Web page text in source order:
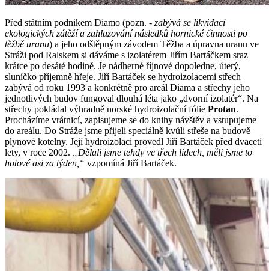
Před státním podnikem Diamo (pozn. - zabývá se likvidací
ekologických zátěží a zahlazování následků hornické činnosti po
těžbě uranu) a jeho odštěpným závodem Těžba a úpravna uranu ve
Stráži pod Ralskem si dáváme s izolatérem Jiřím Bartáčkem sraz
krátce po desáté hodině. Je nádherné říjnové dopoledne, úterý,
sluníčko příjemně hřeje. Jiří Bartáček se hydroizolacemi střech
zabývá od roku 1993 a konkrétně pro areál Diama a střechy jeho
jednotlivých budov fungoval dlouhá léta jako „dvorní izolatér“. Na
střechy pokládal výhradně norské hydroizolační fólie Protan.
Procházíme vrátnicí, zapisujeme se do knihy návštěv a vstupujeme
do areálu. Do Stráže jsme přijeli speciálně kvůli střeše na budově
plynové kotelny. Její hydroizolaci provedl Jiří Bartáček před dvaceti
lety, v roce 2002.
„Dělali jsme tehdy ve třech lidech, měli jsme to
hotové asi za týden,“ vzpomíná Jiří Bartáček.